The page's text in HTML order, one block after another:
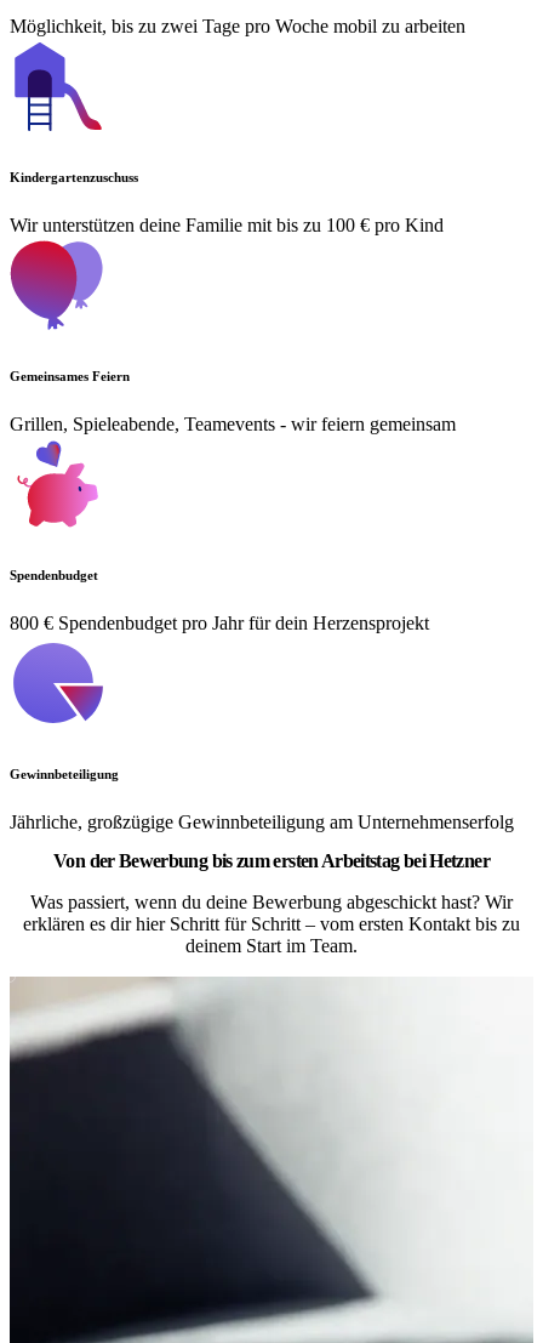
Möglichkeit, bis zu zwei Tage pro Woche mobil zu arbeiten
Kindergartenzuschuss
Wir unterstützen deine Familie mit bis zu 100 € pro Kind
Gemeinsames Feiern
Grillen, Spieleabende, Teamevents - wir feiern gemeinsam
Spendenbudget
800 € Spendenbudget pro Jahr für dein Herzensprojekt
Gewinnbeteiligung
Jährliche, großzügige Gewinnbeteiligung am Unternehmenserfolg
Von der Bewerbung bis zum ersten Arbeitstag bei Hetzner
Was passiert, wenn du deine Bewerbung abgeschickt hast? Wir
erklären es dir hier Schritt für Schritt – vom ersten Kontakt bis zu
deinem Start im Team.